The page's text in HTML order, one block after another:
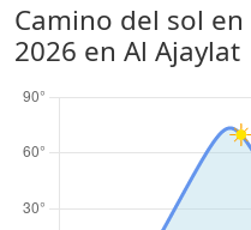
Camino del sol en
2026 en Al Ajaylat